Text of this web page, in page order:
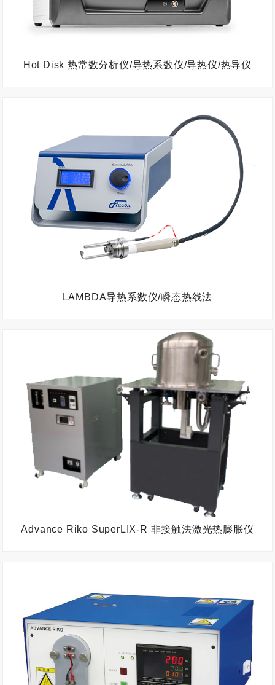
Hot Disk 热常数分析仪/导热系数仪/导热仪/热导仪
LAMBDA导热系数仪/瞬态热线法
Advance Riko SuperLIX-R 非接触法激光热膨胀仪